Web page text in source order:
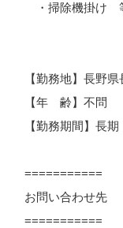
・掃除機掛け
【勤務地】長野
【年 齢】不問
【勤務期間】長期
===========
お問い合わせ先
===========